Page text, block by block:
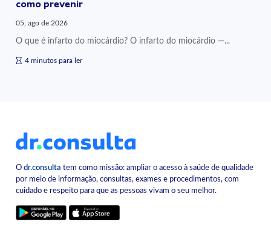
como prevenir
05, ago de 2026
O que é infarto do miocárdio? O infarto do miocárdio —...
4 minutos para ler
Odr.consulta tem como missão: ampliar o acesso à saúde de qualidade
por meio de informação, consultas, exames e procedimentos, com
cuidado e respeito para que as pessoas vivam o seu melhor.